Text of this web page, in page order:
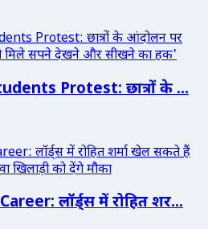
Protest: छात्रों के ...
लॉर्ड्स में रोहित शर...